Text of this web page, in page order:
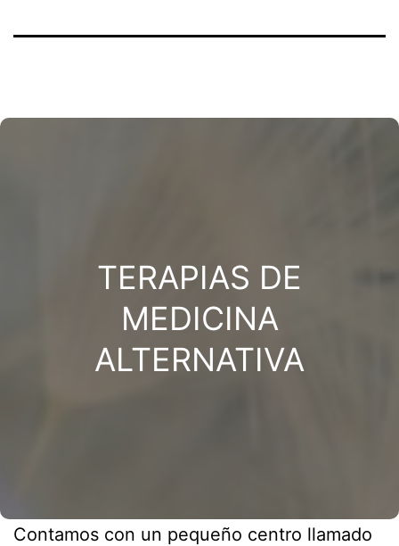
TERAPIAS DE
MEDICINA
ALTERNATIVA
Contamos con un pequeño centro llamado